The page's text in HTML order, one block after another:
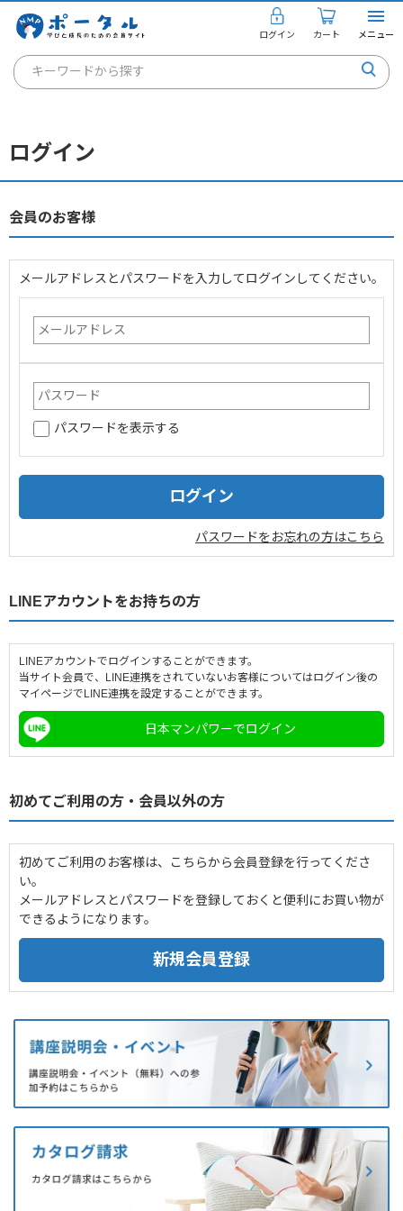
ログイン カート メニュー
キーワードから探す
通信講座
講座を探す
個人のお客様
法人のお客様
企業情報
採用情報
ログイン
会員のお客様
メールアドレスとパスワードを入力してログインしてください。
パスワードを表示する
パスワードをお忘れの方はこちら
LINEアカウントをお持ちの方
LINEアカウントでログインすることができます。
当サイト会員で、LINE連携をされていないお客様についてはログイン後の
マイページでLINE連携を設定することができます。
日本マンパワーでログイン
初めてご利用の方・会員以外の方
初めてご利用のお客様は、こちらから会員登録を行ってくださ
い。
メールアドレスとパスワードを登録しておくと便利にお買い物が
できるようになります。